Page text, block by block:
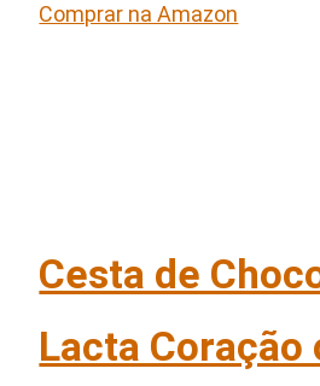
Comprar na Amazon
Cesta de
Lacta Coração